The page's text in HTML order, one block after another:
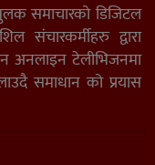
समाचारको डिजिटल
संचारकर्मीहरु द्वारा
अनलाइन टेलीभिजनमा
समाधान को प्रयास